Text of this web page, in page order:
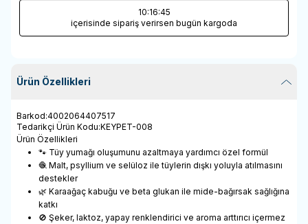
10:16:45
içerisinde sipariş verirsen bugün kargoda
Ürün Özellikleri
Barkod:4002064407517
Tedarikçi Ürün Kodu:KEYPET-008
Ürün Özellikleri
🐾 Tüy yumağı oluşumunu azaltmaya yardımcı özel formül
🧶 Malt, psyllium ve selüloz ile tüylerin dışkı yoluyla atılmasını
destekler
🌿 Karaağaç kabuğu ve beta glukan ile mide-bağırsak sağlığına
katkı
🚫 Şeker, laktoz, yapay renklendirici ve aroma arttırıcı içermez